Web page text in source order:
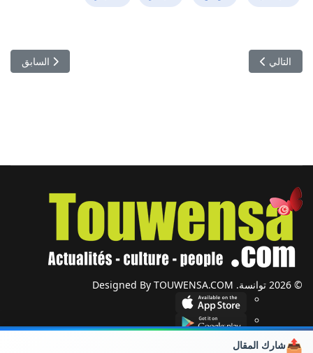
المقال
السابق
المقال التالي: رسالة اتحاد الشغل وصلت.. كيف سيرد قيس سعيد
التالي
📤شارك المقال
© 2026 توانسة. Designed By TOUWENSA.COM